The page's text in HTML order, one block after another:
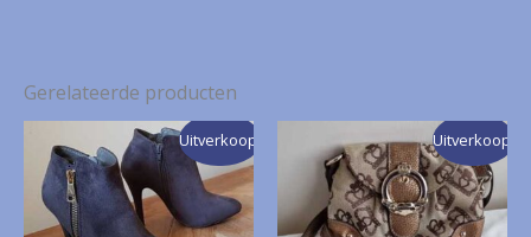
Gerelateerde producten
Uitverkoop! Uitverkoop!